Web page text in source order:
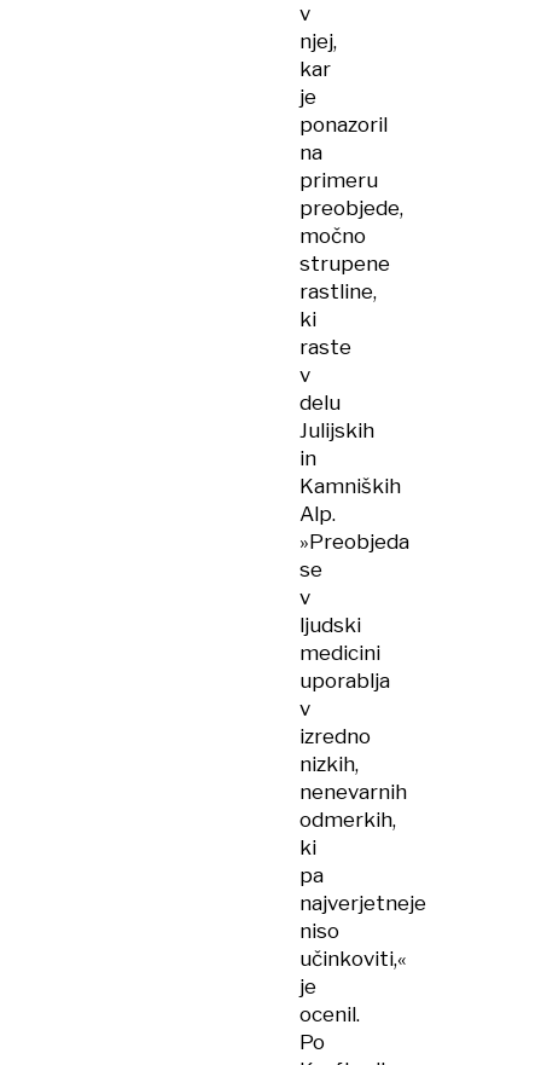
v
njej,
kar
je
ponazoril
na
primeru
preobjede,
močno
strupene
rastline,
ki
raste
v
delu
Julijskih
in
Kamniških
Alp.
»Preobjeda
se
v
ljudski
medicini
uporablja
v
izredno
nizkih,
nenevarnih
odmerkih,
ki
pa
najverjetneje
niso
učinkoviti,«
je
ocenil.
Po